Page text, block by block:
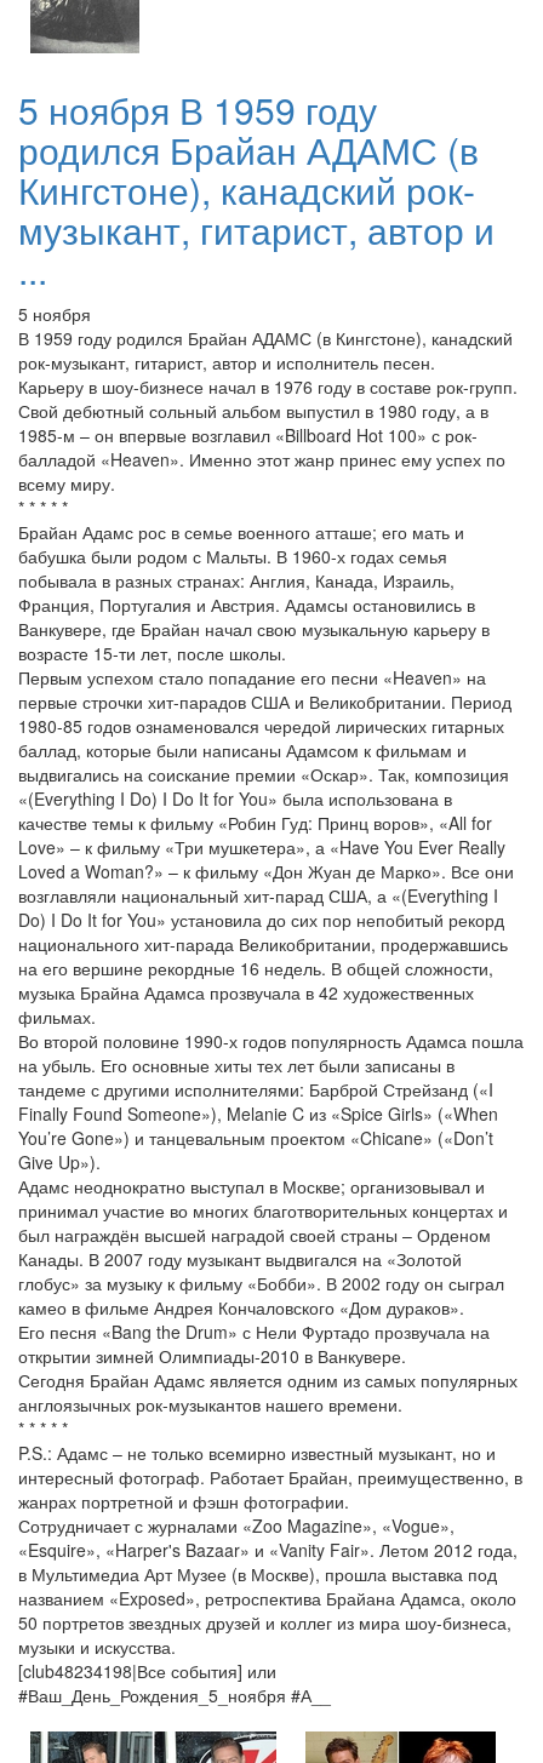
5 ноября В 1959 году
родился Брайан АДАМС (в
Кингстоне), канадский рок-
музыкант, гитарист, автор и
...
5 ноября
В 1959 году родился Брайан АДАМС (в Кингстоне), канадский
рок-музыкант, гитарист, автор и исполнитель песен.
Карьеру в шоу-бизнесе начал в 1976 году в составе рок-групп.
Свой дебютный сольный альбом выпустил в 1980 году, а в
1985-м – он впервые возглавил «Billboard Hot 100» с рок-
балладой «Heaven». Именно этот жанр принес ему успех по
всему миру.
* * * * *
Брайан Адамс рос в семье военного атташе; его мать и
бабушка были родом с Мальты. В 1960-х годах семья
побывала в разных странах: Англия, Канада, Израиль,
Франция, Португалия и Австрия. Адамсы остановились в
Ванкувере, где Брайан начал свою музыкальную карьеру в
возрасте 15-ти лет, после школы.
Первым успехом стало попадание его песни «Heaven» на
первые строчки хит-парадов США и Великобритании. Период
1980-85 годов ознаменовался чередой лирических гитарных
баллад, которые были написаны Адамсом к фильмам и
выдвигались на соискание премии «Оскар». Так, композиция
«(Everything I Do) I Do It for You» была использована в
качестве темы к фильму «Робин Гуд: Принц воров», «All for
Love» – к фильму «Три мушкетера», а «Have You Ever Really
Loved a Woman?» – к фильму «Дон Жуан де Марко». Все они
возглавляли национальный хит-парад США, а «(Everything I
Do) I Do It for You» установила до сих пор непобитый рекорд
национального хит-парада Великобритании, продержавшись
на его вершине рекордные 16 недель. В общей сложности,
музыка Брайна Адамса прозвучала в 42 художественных
фильмах.
Во второй половине 1990-х годов популярность Адамса пошла
на убыль. Его основные хиты тех лет были записаны в
тандеме с другими исполнителями: Барброй Стрейзанд («I
Finally Found Someone»), Melanie C из «Spice Girls» («When
You’re Gone») и танцевальным проектом «Chicane» («Don’t
Give Up»).
Адамс неоднократно выступал в Москве; организовывал и
принимал участие во многих благотворительных концертах и
был награждён высшей наградой своей страны – Орденом
Канады. В 2007 году музыкант выдвигался на «Золотой
глобус» за музыку к фильму «Бобби». В 2002 году он сыграл
камео в фильме Андрея Кончаловского «Дом дураков».
Его песня «Bang the Drum» с Нели Фуртадо прозвучала на
открытии зимней Олимпиады-2010 в Ванкувере.
Сегодня Брайан Адамс является одним из самых популярных
англоязычных рок-музыкантов нашего времени.
* * * * *
P.S.: Адамс – не только всемирно известный музыкант, но и
интересный фотограф. Работает Брайан, преимущественно, в
жанрах портретной и фэшн фотографии.
Сотрудничает с журналами «Zoo Magazine», «Vogue»,
«Esquire», «Harper's Bazaar» и «Vanity Fair». Летом 2012 года,
в Мультимедиа Арт Музее (в Москве), прошла выставка под
названием «Exposed», ретроспектива Брайана Адамса, около
50 портретов звездных друзей и коллег из мира шоу-бизнеса,
музыки и искусства.
[club48234198|Все события] или
#Ваш_День_Рождения_5_ноября #А__